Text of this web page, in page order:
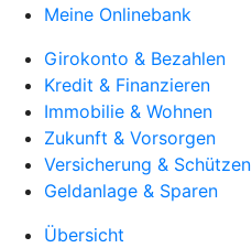
Meine Onlinebank
Girokonto & Bezahlen
Kredit & Finanzieren
Immobilie & Wohnen
Zukunft & Vorsorgen
Versicherung & Schützen
Geldanlage & Sparen
Übersicht